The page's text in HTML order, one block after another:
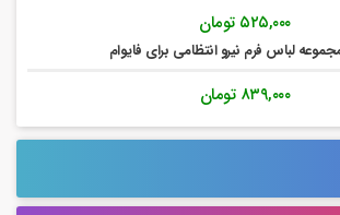
۵۲۵,۰۰۰ تومان
۸۳۹,۰۰۰ تومان